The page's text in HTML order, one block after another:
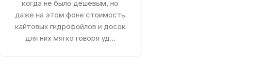
когда не было дешевым, но
даже на этом фоне стоимость
кайтовых гидрофойлов и досок
для них мягко говоря уд...